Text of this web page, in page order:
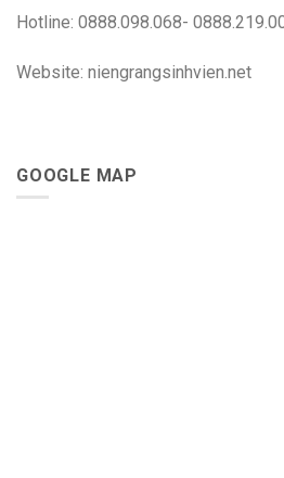
Hotline: 0888.098.068-
Website: niengrangsinhvien.net
GOOGLE MAP